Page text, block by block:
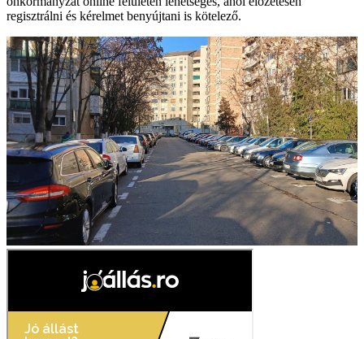
regisztrálni és kérelmet benyújtani is kötelező.